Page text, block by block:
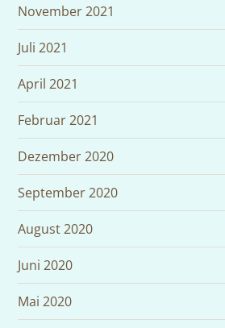
November 2021
Juli 2021
April 2021
Februar 2021
Dezember 2020
September 2020
August 2020
Juni 2020
Mai 2020